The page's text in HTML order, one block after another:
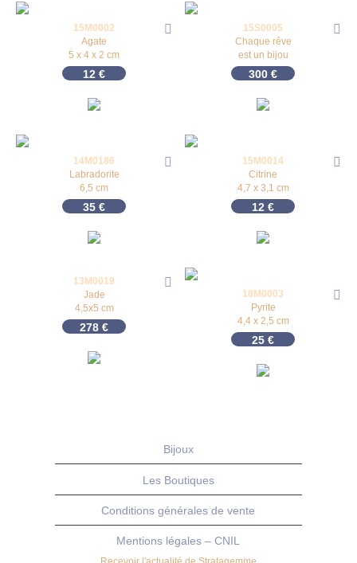
15M0002
Agate
5 x 4 x 2 cm
12 €
15S0005
Chaque rêve
est un bijou
300 €
14M0186
Labradorite
6,5 cm
35 €
15M0014
Citrine
4,7 x 3,1 cm
12 €
13M0019
Jade
4,5x5 cm
278 €
18M0003
Pyrite
4,4 x 2,5 cm
25 €
Bijoux
Les Boutiques
Conditions générales de vente
Mentions légales – CNIL